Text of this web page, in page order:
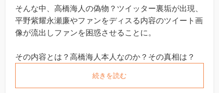
そんな中、高橋海人の偽物？ツイッター裏垢が出現、
平野紫耀永瀬廉やファンをディスる内容のツイート画
像が流出しファンを困惑させることに。
その内容とは？高橋海人本人なのか？その真相は？
続きを読む